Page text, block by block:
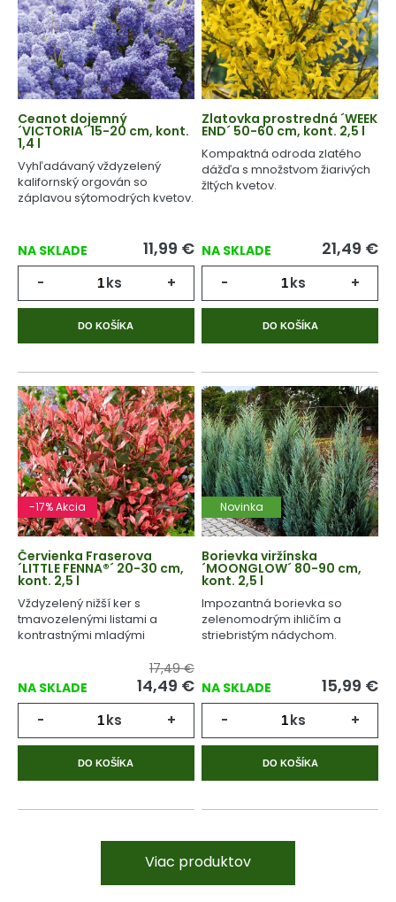
Ceanot dojemný
´VICTORIA´ 15-20 cm, kont.
1,4 l
Vyhľadávaný vždyzelený
kalifornský orgován so
záplavou sýtomodrých kvetov.
NA SKLADE 11,99 €
- ks +
DO KOŠÍKA
Zlatovka prostredná ´WEEK
END´ 50-60 cm, kont. 2,5 l
Kompaktná odroda zlatého
dážďa s množstvom žiarivých
žltých kvetov.
NA SKLADE 21,49 €
- ks +
DO KOŠÍKA
-17% Akcia
Červienka Fraserova
´LITTLE FENNA®´ 20-30 cm,
kont. 2,5 l
Vždyzelený nižší ker s
tmavozelenými listami a
kontrastnými mladými
NA SKLADE
17,49 €
14,49 €
- ks +
DO KOŠÍKA
Novinka
Borievka viržínska
´MOONGLOW´ 80-90 cm,
kont. 2,5 l
Impozantná borievka so
zelenomodrým ihličím a
striebristým nádychom.
NA SKLADE 15,99 €
- ks +
DO KOŠÍKA
Viac produktov